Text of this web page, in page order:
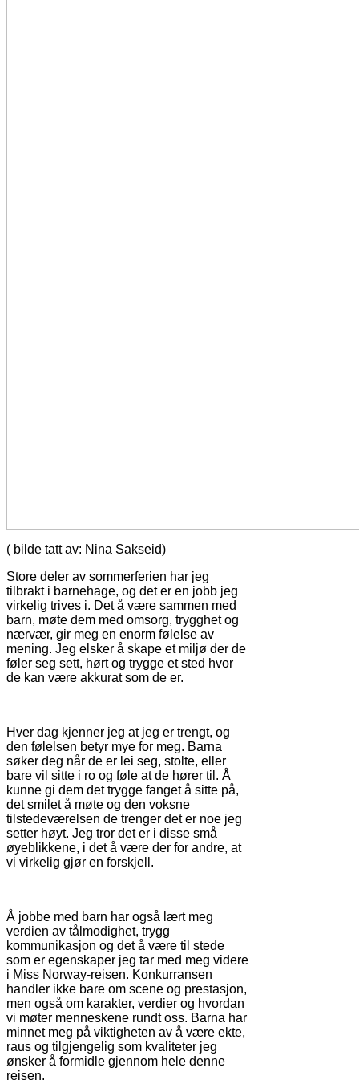
( bilde tatt av: Nina Sakseid)
Store deler av sommerferien har jeg
tilbrakt i barnehage, og det er en jobb jeg
virkelig trives i. Det å være sammen med
barn, møte dem med omsorg, trygghet og
nærvær, gir meg en enorm følelse av
mening. Jeg elsker å skape et miljø der de
føler seg sett, hørt og trygge et sted hvor
de kan være akkurat som de er.
Hver dag kjenner jeg at jeg er trengt, og
den følelsen betyr mye for meg. Barna
søker deg når de er lei seg, stolte, eller
bare vil sitte i ro og føle at de hører til. Å
kunne gi dem det trygge fanget å sitte på,
det smilet å møte og den voksne
tilstedeværelsen de trenger det er noe jeg
setter høyt. Jeg tror det er i disse små
øyeblikkene, i det å være der for andre, at
vi virkelig gjør en forskjell.
Å jobbe med barn har også lært meg
verdien av tålmodighet, trygg
kommunikasjon og det å være til stede
som er egenskaper jeg tar med meg videre
i Miss Norway-reisen. Konkurransen
handler ikke bare om scene og prestasjon,
men også om karakter, verdier og hvordan
vi møter menneskene rundt oss. Barna har
minnet meg på viktigheten av å være ekte,
raus og tilgjengelig som kvaliteter jeg
ønsker å formidle gjennom hele denne
reisen.